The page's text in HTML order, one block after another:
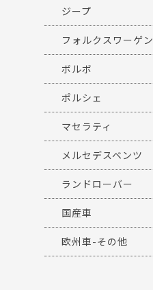
ジープ
フォルクスワーゲン
ボルボ
ポルシェ
マセラティ
メルセデスベンツ
ランドローバー
国産車
欧州車-その他